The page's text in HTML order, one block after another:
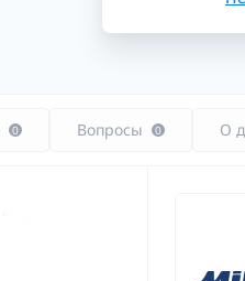
0 Вопросы 0 О